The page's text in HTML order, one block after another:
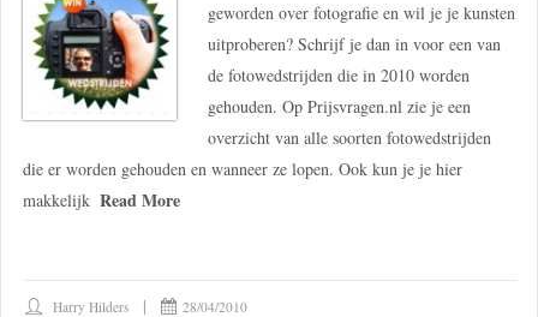
geworden over fotografie en wil je je kunsten
uitproberen? Schrijf je dan in voor een van
de fotowedstrijden die in 2010 worden
gehouden. Op Prijsvragen.nl zie je een
overzicht van alle soorten fotowedstrijden
die er worden gehouden en wanneer ze lopen. Ook kun je je hier
makkelijk Read More
Harry Hilders 28/04/2010